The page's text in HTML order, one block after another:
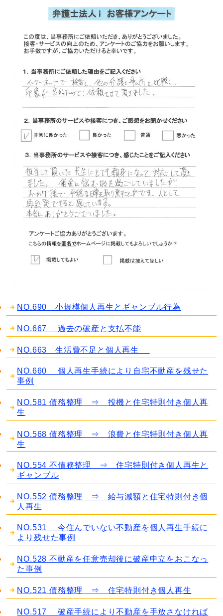
NO.690 小規模個人再生とギャンブル行為
NO.667 過去の破産と支払不能
NO.663 生活費不足と個人再生
NO.660 個人再生手続により自宅不動産を残せた
事例
NO.581 債務整理 ⇒ 投機と住宅特則付き個人再
生
NO.568 債務整理 ⇒ 浪費と住宅特則付き個人再
生
NO.554 不債務整理 ⇒ 住宅特則付き個人再生と
ギャンブル
NO.552 債務整理 ⇒ 給与減額と住宅特則付き個
人再生
NO.531 今住んでいない不動産を個人再生手続に
より残せた事例
NO.528 不動産を任意売却後に破産申立をおこなっ
た事例
NO.521 債務整理 ⇒ 住宅特則付き個人再生
NO.517 破産手続により不動産を手放さなければ